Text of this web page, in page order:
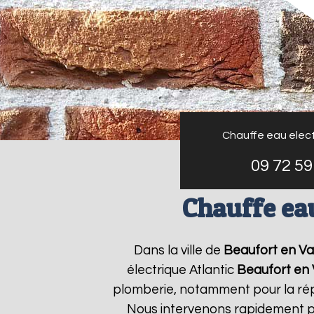
Chauffe eau
09 72
Chauffe
Dans la ville de Beaufort en
électrique Atlantic Beaufort en
plomberie, notamment pour la
Nous intervenons rapidement